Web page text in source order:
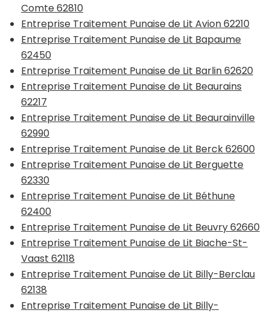
Comte 62810
Entreprise Traitement Punaise de Lit Avion 62210
Entreprise Traitement Punaise de Lit Bapaume
62450
Entreprise Traitement Punaise de Lit Barlin 62620
Entreprise Traitement Punaise de Lit Beaurains
62217
Entreprise Traitement Punaise de Lit Beaurainville
62990
Entreprise Traitement Punaise de Lit Berck 62600
Entreprise Traitement Punaise de Lit Berguette
62330
Entreprise Traitement Punaise de Lit Béthune
62400
Entreprise Traitement Punaise de Lit Beuvry 62660
Entreprise Traitement Punaise de Lit Biache-St-
Vaast 62118
Entreprise Traitement Punaise de Lit Billy-Berclau
62138
Entreprise Traitement Punaise de Lit Billy-